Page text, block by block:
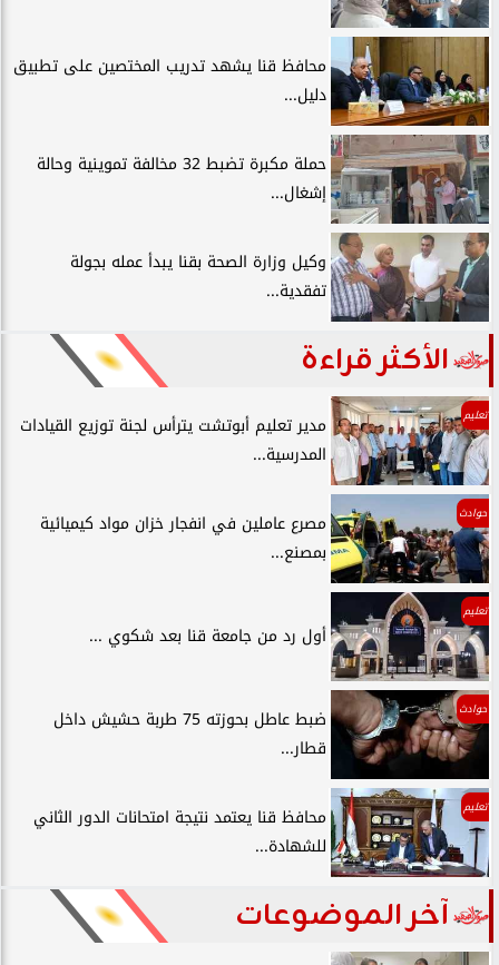
محافظ قنا يشهد تدريب المختصين على تطبيق
دليل...
حملة مكبرة تضبط 32 مخالفة تموينية وحالة
إشغال...
وكيل وزارة الصحة بقنا يبدأ عمله بجولة
تفقدية...
الأكثر قراءة
تعليم
مدير تعليم أبوتشت يترأس لجنة توزيع القيادات
المدرسية...
حوادث
مصرع عاملين في انفجار خزان مواد كيميائية
بمصنع...
تعليم
أول رد من جامعة قنا بعد شكوي ...
حوادث
ضبط عاطل بحوزته 75 طربة حشيش داخل
قطار...
تعليم
محافظ قنا يعتمد نتيجة امتحانات الدور الثاني
للشهادة...
آخر الموضوعات